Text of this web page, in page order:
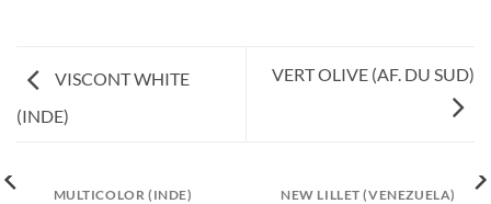
VISCONT WHITE
(INDE)
VERT OLIVE (AF. DU SUD)
MULTICOLOR (INDE) NEW LILLET (VENEZUELA)